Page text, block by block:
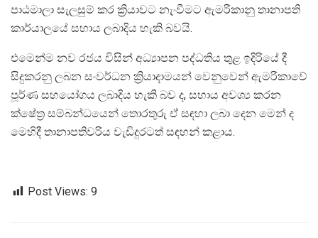
පාඨමාලා සැලසුම් කර ක්‍රියාවට නැංවීමට ඇමරිකානු තානාපති
කාර්යාලයේ සහාය ලබාදිය හැකි බවයි.
එමෙන්ම නව රජය විසින් අධ්‍යාපන පද්ධතිය තුළ ඉදිරියේ දී
සිදුකරනු ලබන සංවර්ධන ක්‍රියාදාමයන් වෙනුවෙන් ඇමරිකාවේ
පූර්ණ සහයෝගය ලබාදිය හැකි බව ද, සහාය අවශ්‍ය කරන
ක්ෂේත්‍ර සම්බන්ධයෙන් තොරතුරු ඒ සඳහා ලබා දෙන මෙන් ද
මෙහිදී තානාපතිවරිය වැඩිදුරටත් සඳහන් කළාය.
Post Views: 9